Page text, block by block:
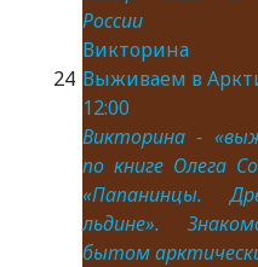
24
России
Викторина
Выживаем в
12:00
Викторина -
по книге Олега
«Папанинцы.
льдине».
бытом